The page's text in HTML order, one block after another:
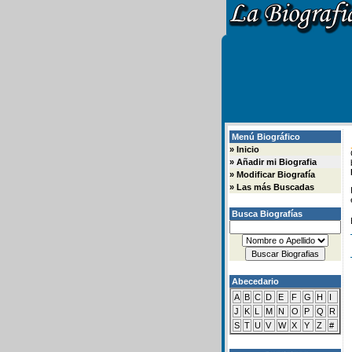
Menú Biográfico
» Inicio
» Añadir mi Biografia
» Modificar Biografía
» Las más Buscadas
Busca Biografías
Abecedario
A B C D E F G H
I
J
K L M N O P Q
R
S T U V W X Y Z #